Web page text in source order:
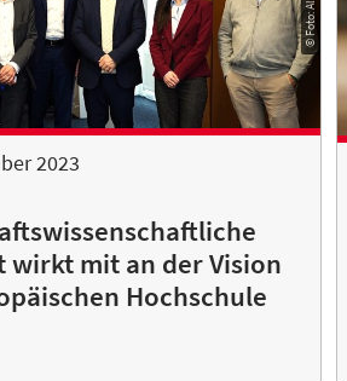
2023
wirkt mit an der Vision
Hochschule